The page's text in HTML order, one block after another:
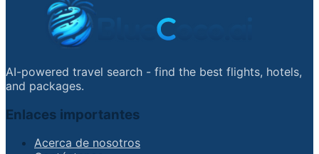
AI-powered travel search - find the best flights, hotels,
and packages.
Enlaces importantes
Acerca de nosotros